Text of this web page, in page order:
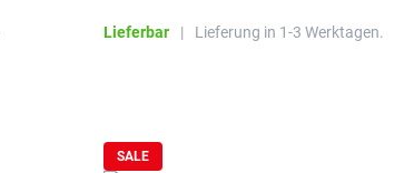
Lieferbar | Lieferung in 1-3 Werktagen.
SALE